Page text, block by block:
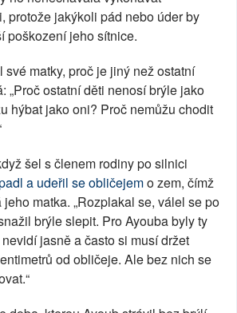
protože jakýkoli pád nebo úder by
poškození jeho sítnice.
své matky, proč je jiný než ostatní
„Proč ostatní děti nenosí brýle jako
hýbat jako oni? Proč nemůžu chodit
šel s členem rodiny po silnici
a udeřil se obličejemo zem, čímž
jeho matka. „Rozplakal se, válel se po
brýle slepit. Pro Ayouba byly ty
jasně a často si musí držet
od obličeje. Ale bez nich se